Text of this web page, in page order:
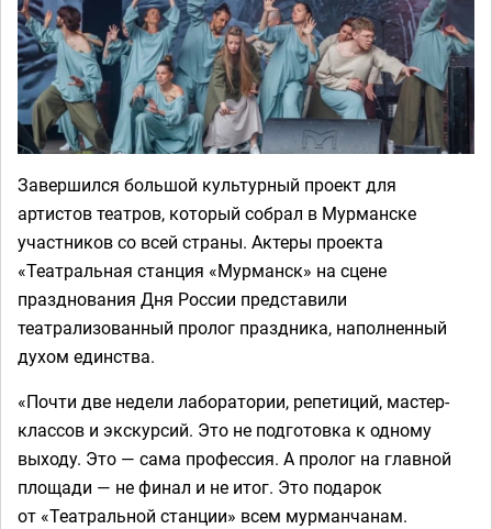
Завершился большой культурный проект для
артистов театров, который собрал в Мурманске
участников со всей страны. Актеры проекта
«Театральная станция «Мурманск» на сцене
празднования Дня России представили
театрализованный пролог праздника, наполненный
духом единства.
«Почти две недели лаборатории, репетиций, мастер-
классов и экскурсий. Это не подготовка к одному
выходу. Это — сама профессия. А пролог на главной
площади — не финал и не итог. Это подарок
от «Театральной станции» всем мурманчанам.